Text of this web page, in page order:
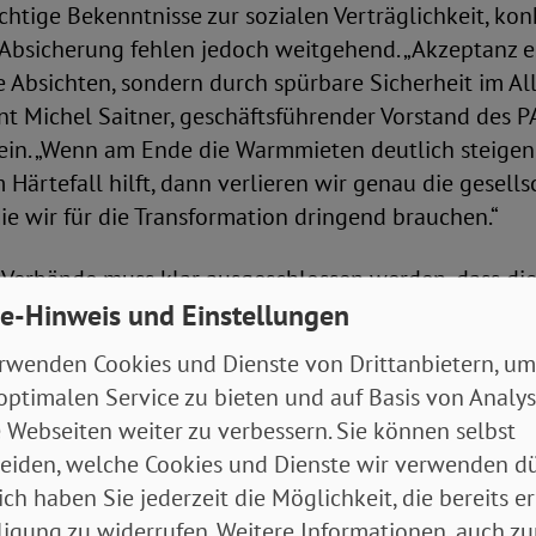
Bekenntnisse zur sozialen Verträglichkeit,
fehlen jedoch weitgehend. „Akzeptanz
sondern durch spürbare Sicherheit im
Michel Saitner, geschäftsführender Vorstand des
„Wenn am Ende die Warmmieten deutlich
Härtefall hilft, dann verlieren wir genau die
wir für die Transformation dringend brauchen.“
muss klar ausgeschlossen werden, dass
Verdrängung oder sozialer Entmischung führt.
werden“, so Umlandt. „Es darf nicht
aus ihren Wohnungen gedrängt werden, weil sie
nicht leisten können.“
fordern für die nun beginnende
Hinweis und Einstellungen
Cookies und Dienste von Drittanbietern,
Service zu bieten und auf Basis von
Webseiten weiter zu verbessern. Sie können selbst
welche Cookies und Dienste wir verwenden
haben Sie jederzeit die Möglichkeit, die bereits